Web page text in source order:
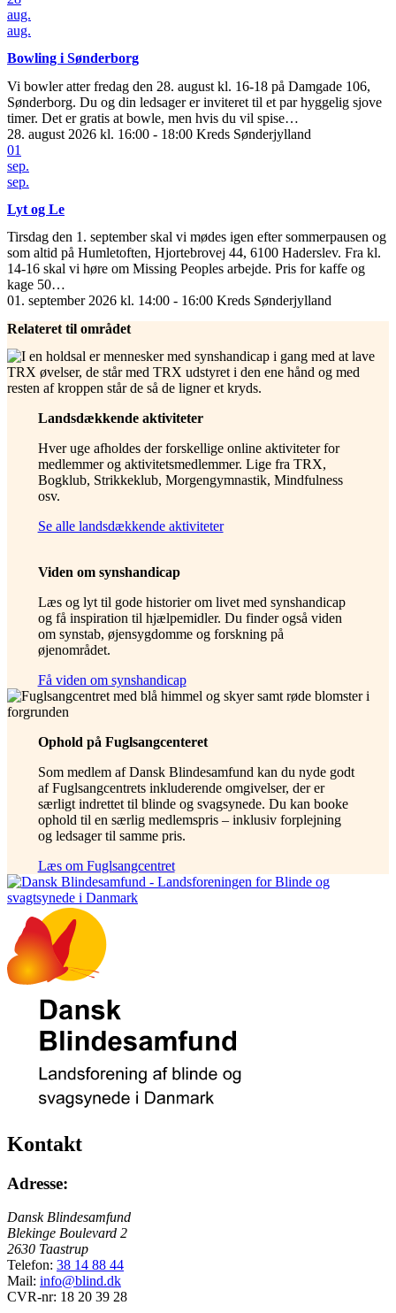
aug.
aug.
Bowling i Sønderborg
Vi bowler atter fredag den 28. august kl. 16-18 på Damgade 106,
Sønderborg. Du og din ledsager er inviteret til et par hyggelig sjove
timer. Det er gratis at bowle, men hvis du vil spise…
28. august 2026 kl. 16:00 - 18:00 Kreds Sønderjylland
01
sep.
sep.
Lyt og Le
Tirsdag den 1. september skal vi mødes igen efter sommerpausen og
som altid på Humletoften, Hjortebrovej 44, 6100 Haderslev. Fra kl.
14-16 skal vi høre om Missing Peoples arbejde. Pris for kaffe og
kage 50…
01. september 2026 kl. 14:00 - 16:00 Kreds Sønderjylland
Relateret til området
Landsdækkende aktiviteter
Hver uge afholdes der forskellige online aktiviteter for
medlemmer og aktivitetsmedlemmer. Lige fra TRX,
Bogklub, Strikkeklub, Morgengymnastik, Mindfulness
osv.
Se alle landsdækkende aktiviteter
Viden om synshandicap
Læs og lyt til gode historier om livet med synshandicap
og få inspiration til hjælpemidler. Du finder også viden
om synstab, øjensygdomme og forskning på
øjenområdet.
Få viden om synshandicap
Ophold på Fuglsangcenteret
Som medlem af Dansk Blindesamfund kan du nyde godt
af Fuglsangcentrets inkluderende omgivelser, der er
særligt indrettet til blinde og svagsynede. Du kan booke
ophold til en særlig medlemspris – inklusiv forplejning
og ledsager til samme pris.
Læs om Fuglsangcentret
Kontakt
Adresse:
Dansk Blindesamfund
Blekinge Boulevard 2
2630 Taastrup
Telefon: 38 14 88 44
Mail: info@blind.dk
CVR-nr: 18 20 39 28